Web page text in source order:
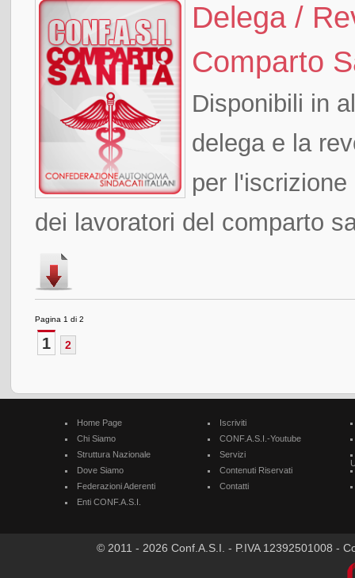
Delega /
Comparto
Disponibili in
delega e la
per
dei lavoratori del comparto
Pagina 1 di 2
1 2
Home Page
Chi Siamo
Struttura Nazionale
Dove Siamo
Federazioni Aderenti
Enti CONF.A.S.I.
Iscriviti
CONF.A.S.I.-Youtube
Servizi
Contenuti Riservati
Contatti
© 2011 - 2026 Conf.A.S.I. - P.IVA 12392501008 -